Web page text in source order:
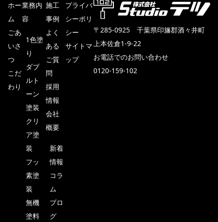
ホー
ム
ごあ
いさ
つ
こだ
わり
業務内
容
1色塗
り
ダブ
ルト
ーン
塗装
クリ
ア塗
装
フッ
素塗
装
無機
塗料
施工
事例
よく
ある
ご質
問
採用
情報
会社
概要
新着
情報
コラ
ム
ブロ
グ
プライバ
シーポリ
シー
サイトマ
ップ
〒285-0925 千葉県印旛郡酒々井町
上本佐倉1-9-22
お電話でのお問い合わせ
0120-159-102